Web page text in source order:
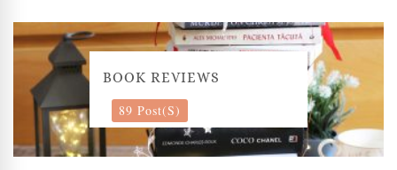
BOOK REVIEWS
89 Post(s)